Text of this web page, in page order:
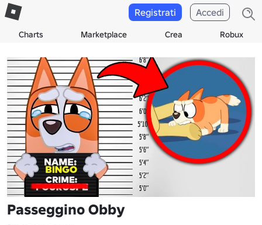
Charts Marketplace Crea Robux
Registrati Accedi
Passeggino Obby